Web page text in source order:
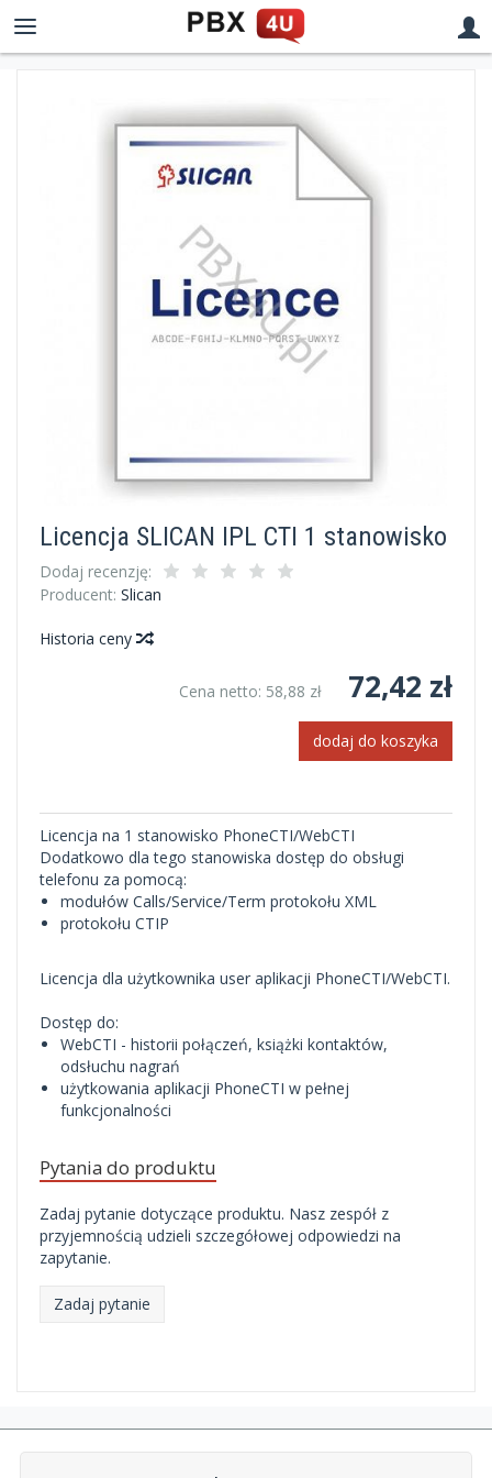
Licencja SLICAN IPL CTI 1 stanowisko
Dodaj recenzję:
Producent: Slican
Historia ceny
Cena netto: 58,88 zł 72,42 zł
dodaj do koszyka
Licencja na 1 stanowisko PhoneCTI/WebCTI
Dodatkowo dla tego stanowiska dostęp do obsługi
telefonu za pomocą:
modułów Calls/Service/Term protokołu XML
protokołu CTIP
Licencja dla użytkownika user aplikacji PhoneCTI/WebCTI.
Dostęp do:
WebCTI - historii połączeń, książki kontaktów,
odsłuchu nagrań
użytkowania aplikacji PhoneCTI w pełnej
funkcjonalności
Pytania do produktu
Zadaj pytanie dotyczące produktu. Nasz zespół z
przyjemnością udzieli szczegółowej odpowiedzi na
zapytanie.
Zadaj pytanie